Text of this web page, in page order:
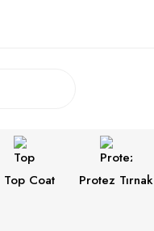
Top Coat Protez Tırnak